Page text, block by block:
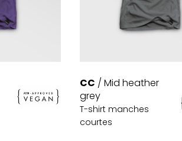
CC / Mid heather
grey
T-shirt manches
courtes